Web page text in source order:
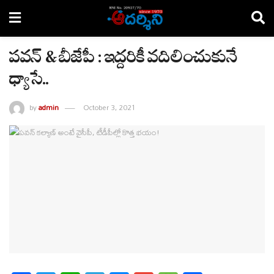
పవన్ & బీజేపీ : ఇద్దరికీ వదిలించుకునే
ధ్యాసే..
byadmin October 3, 2021